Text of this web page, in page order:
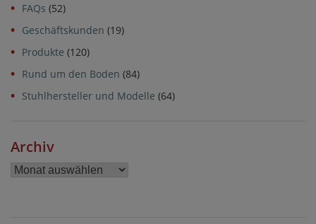
FAQs (52)
Geschäftskunden (19)
Produkte (120)
Rund um den Boden (84)
Stuhlhersteller und Modelle (64)
Archiv
Archiv